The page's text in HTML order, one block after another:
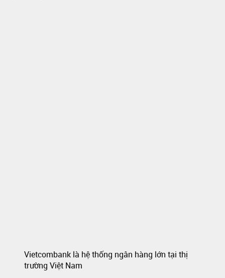
Vietcombank là hệ thống ngân hàng lớn tại thị
trường Việt Nam